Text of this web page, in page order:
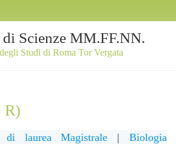
di Scienze MM.FF.NN.
Studi di Roma Tor Vergata
R)
di laurea Magistrale |Biologia